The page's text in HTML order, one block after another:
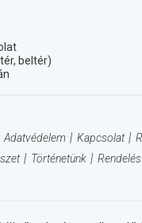
beltér)
Adatvédelem Kapcsolat
Történetünk